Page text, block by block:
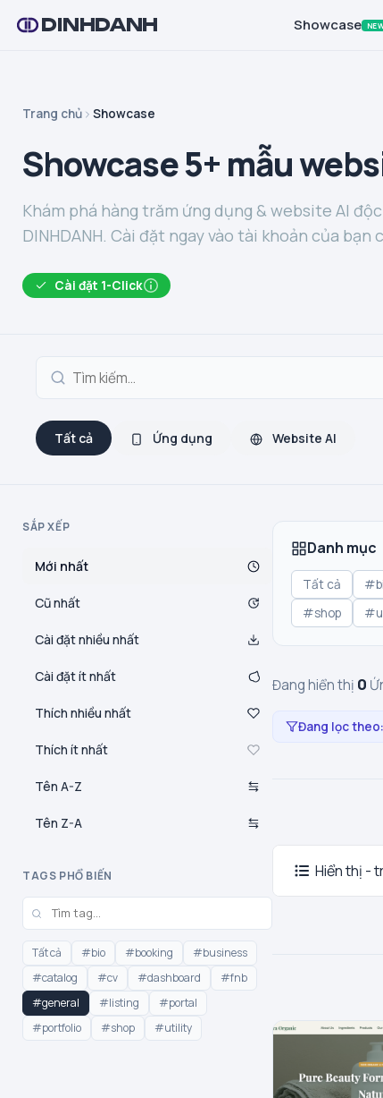
DINHDANH Showcase
Trang chủ Showcase
Showcase 5+ mẫu
Khám phá hàng trăm ứng dụng & website AI
DINHDANH. Cài đặt ngay vào tài khoản của bạn
Cài đặt 1-Click
Tất cả Ứng dụng Website AI
SẮP XẾP
Mới nhất
Cũ nhất
Cài đặt nhiều nhất
Cài đặt ít nhất
Thích nhiều nhất
Thích ít nhất
Tên A-Z
Tên Z-A
TAGS PHỔ BIẾN
Tất cả #bio #booking
#business
#catalog
#cv #dashboard
#fnb
#general
#listing
#portal
#portfolio
#shop #utility
Danh mục
Tất cả
#shop
Đang hiển thị 0
Đang lọc theo:
Hiển thị -